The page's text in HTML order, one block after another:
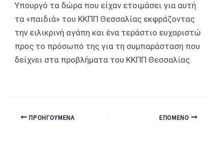
Υπουργό τα δώρα που είχαν ετοιμάσει για αυτή
τα «παιδιά» του ΚΚΠΠ Θεσσαλίας εκφράζοντας
την ειλικρινή αγάπη και ένα τεράστιο ευχαριστώ
προς το πρόσωπό της για τη συμπαράσταση που
δείχνει στα προβλήματα του ΚΚΠΠ Θεσσαλίας.
ΠΡΟΗΓΟΎΜΕΝΑ ΕΠΌΜΕΝΟ